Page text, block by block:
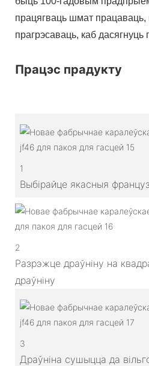
працягваць шмат працаваць,
прагрэсаваць, каб дасягнуць
Працэс прадукту
1
Выбірайце якасныя
2
Разрэжце драўніну на
драўніну
3
Драўніна сушыцца да